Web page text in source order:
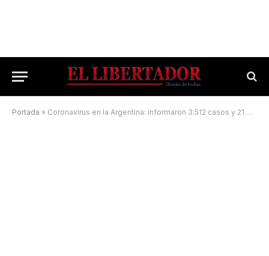
Portada » Coronavirus en la Argentina: informaron 3.512 casos y 21 muertes